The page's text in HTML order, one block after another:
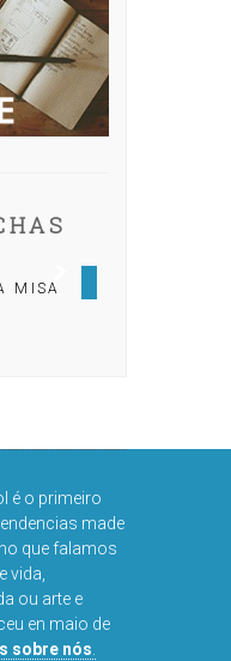
ÓLÖF
é o primeiro
made
que falamos
vida,
ou arte e
en maio de
sobre nós